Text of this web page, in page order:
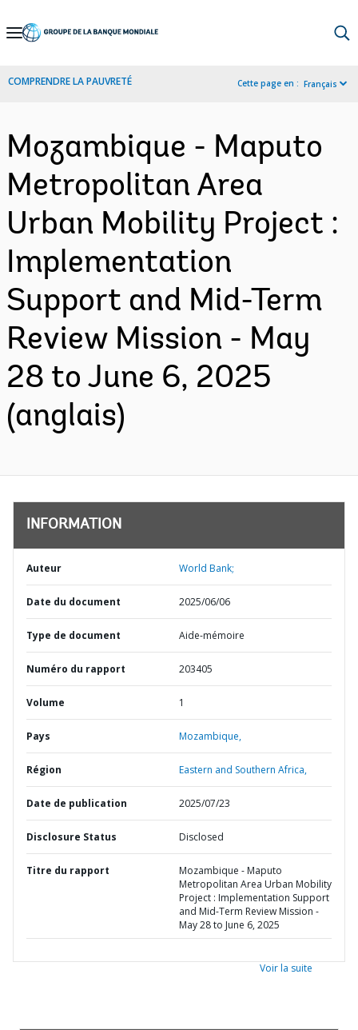
Skip
Navigation
COMPRENDRE LA PAUVRETÉ Cette page en : Français
Mozambique - Maputo
Metropolitan Area
Urban Mobility Project :
Implementation
Support and Mid-Term
Review Mission - May
28 to June 6, 2025
(anglais)
INFORMATION
Auteur World Bank;
Date du document 2025/06/06
Type de document Aide-mémoire
Numéro du rapport 203405
Volume 1
Pays Mozambique,
Région Eastern and Southern Africa,
Date de publication 2025/07/23
Disclosure Status Disclosed
Titre du rapport
Mozambique - Maputo
Metropolitan Area Urban Mobility
Project : Implementation Support
and Mid-Term Review Mission -
May 28 to June 6, 2025
Voir la suite